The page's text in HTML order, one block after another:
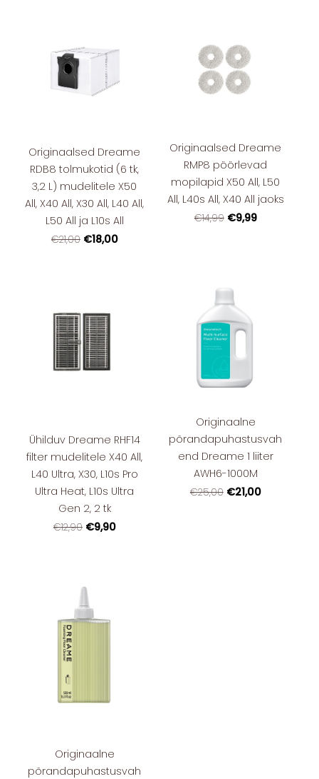
Originaalsed Dreame
RDB8 tolmukotid (6 tk,
3,2 L) mudelitele X50
All, X40 All, X30 All, L40 All,
L50 All ja L10s All
€21,00 €18,00
Originaalsed Dreame
RMP8 pöörlevad
mopilapid X50 All, L50
All, L40s All, X40 All jaoks
€14,99 €9,99
Ühilduv Dreame RHF14
filter mudelitele X40 All,
L40 Ultra, X30, L10s Pro
Ultra Heat, L10s Ultra
Gen 2, 2 tk
€12,90 €9,90
Originaalne
põrandapuhastusvah
end Dreame 1 liiter
AWH6-1000M
€25,00 €21,00
Originaalne
põrandapuhastusvah